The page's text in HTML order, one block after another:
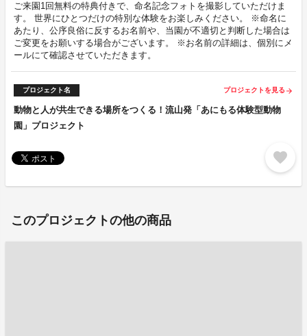
ご来園1回無料の特典付きで、命名記念フォトを撮影していただけま
す。 世界にひとつだけの特別な体験をお楽しみください。 ※命名に
あたり、公序良俗に反するお名前や、当園が不適切と判断した場合は
ご変更をお願いする場合がございます。 ※お名前の詳細は、個別にメ
ールにて確認させていただきます。
プロジェクト名 プロジェクトを見る arrow_forward
動物と人が共生できる場所をつくる！流山発「あにもる体験型動物
園」プロジェクト
favorite
このプロジェクトの他の商品